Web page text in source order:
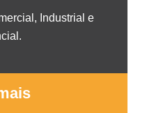
Industrial e